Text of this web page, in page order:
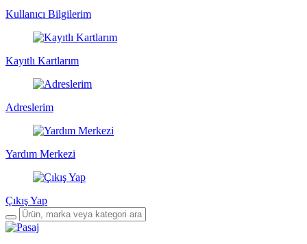
Kullanıcı Bilgilerim
Kayıtlı Kartlarım
Adreslerim
Yardım Merkezi
Çıkış Yap